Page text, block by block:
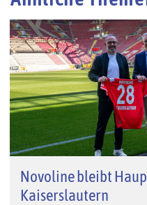
Novoline bleibt
Kaiserslautern